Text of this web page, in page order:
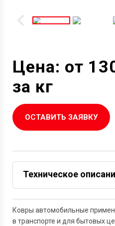
Цена: от
за кг
ОСТАВИТЬ ЗАЯВКУ
Техническое
Задать вопрос
Ковры автомобильные
в транспорте и для бытовых